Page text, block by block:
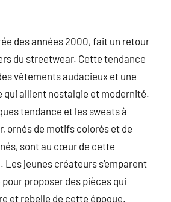
des années 2000, fait un retour
du streetwear. Cette tendance
vêtements audacieux et une
allient nostalgie et modernité.
tendance et les sweats à
ornés de motifs colorés et de
sont au cœur de cette
Les jeunes créateurs s’emparent
proposer des pièces qui
et rebelle de cette époque.